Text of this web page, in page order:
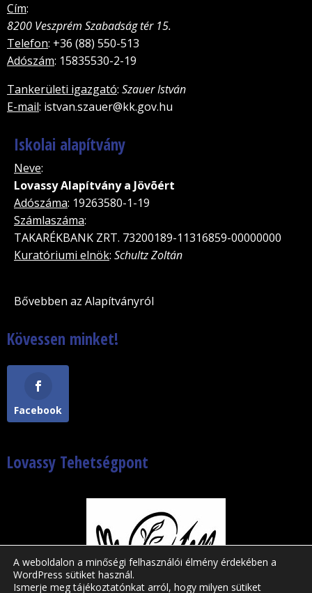
Cím:
8200 Veszprém Szabadság tér 15.
Telefon: +36 (88) 550-513
Adószám: 15835530-2-19
Tankerületi igazgató: Szauer István
E-mail: istvan.szauer@kk.gov.hu
Iskolai alapítvány
Neve:
Lovassy Alapítvány a Jövõért
Adószáma: 19263580-1-19
Számlaszáma:
TAKARÉKBANK ZRT. 73200189-11316859-00000000
Kuratóriumi elnök: Schultz Zoltán
Bővebben az Alapítványról
Kövessen minket!
Facebook
Lovassy Tehetségpont
A weboldalon a minőségi felhasználói élmény érdekében a
WordPress sütiket használ.
Ismerje meg tájékoztatónkat arról, hogy milyen sütiket